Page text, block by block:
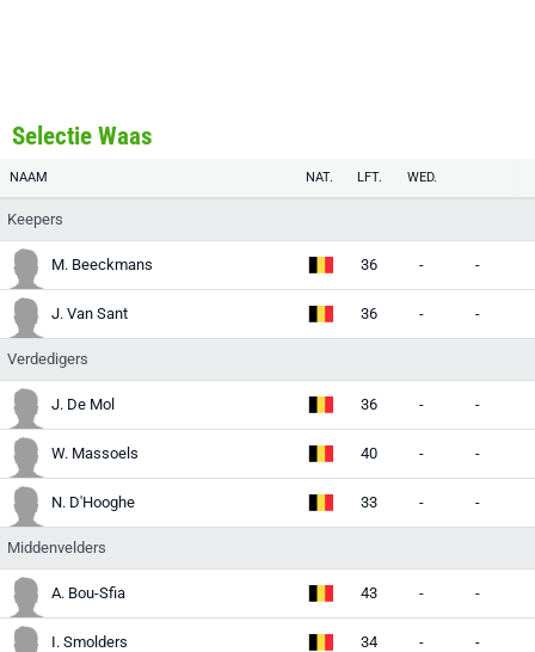
Selectie Waas
NAAM NAT. LFT. WED.
Keepers
M. Beeckmans 36 - -
J. Van Sant 36 - -
Verdedigers
J. De Mol 36 - -
W. Massoels 40 - -
N. D'Hooghe 33 - -
Middenvelders
A. Bou-Sfia 43 - -
I. Smolders 34 - -